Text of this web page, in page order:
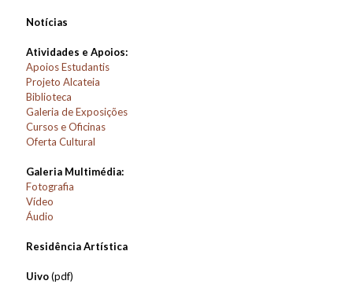
Notícias
Atividades e Apoios:
Apoios Estudantis
Projeto Alcateia
Biblioteca
Galeria de Exposições
Cursos e Oficinas
Oferta Cultural
Galeria Multimédia:
Fotografia
Vídeo
Áudio
Residência Artística
Uivo(pdf)